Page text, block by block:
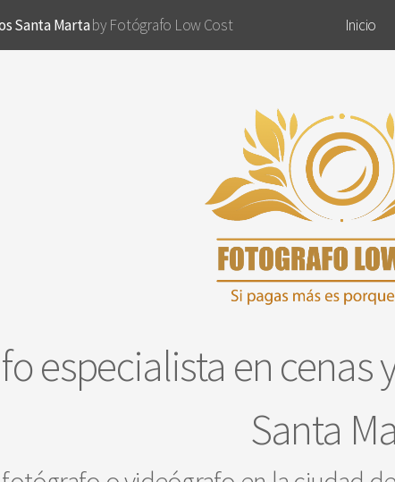
Santa Martaby Fotógrafo Low Cost Inicio
especialista en
Santa